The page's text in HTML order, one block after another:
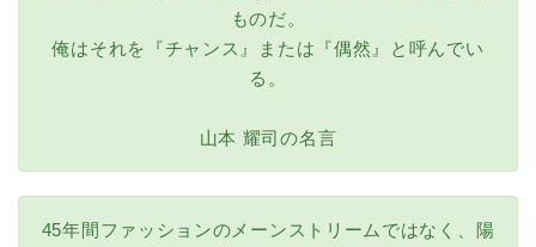
ものだ。
俺はそれを『チャンス』または『偶然』と呼んでい
る。
山本 耀司の名言
45年間ファッションのメーンストリームではなく、陽